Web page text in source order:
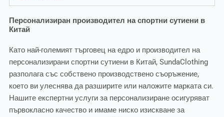
Персонализиран производител на спортни сутиени в
Китай
Като най-големият търговец на едро и производител на
персонализирани спортни сутиени в Китай, SundaClothing
разполага със собствено производствено съоръжение,
което ви улеснява да разширите или наложите марката си.
Нашите експертни услуги за персонализиране осигуряват
първокласно качество и имаме ниско изискване за